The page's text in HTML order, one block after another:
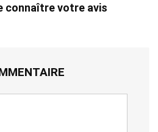
connaître votre avis